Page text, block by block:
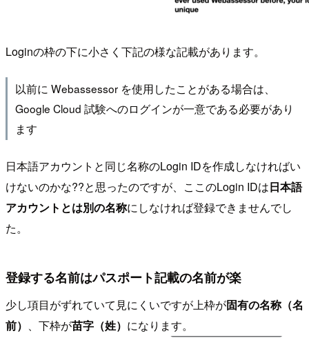
Loginの枠の下に小さく下記の様な記載があります。
以前に Webassessor を使用したことがある場合は、
Google Cloud 試験へのログインが一意である必要があり
ます
日本語アカウントと同じ名称のLogin IDを作成しなければい
けないのかな??と思ったのですが、ここのLogin IDは日本語
アカウントとは別の名称にしなければ登録できませんでし
た。
登録する名前はパスポート記載の名前が楽
少し項目がずれていて見にくいですが上枠が固有の名称（名
前） 、下枠が苗字（姓） になります。